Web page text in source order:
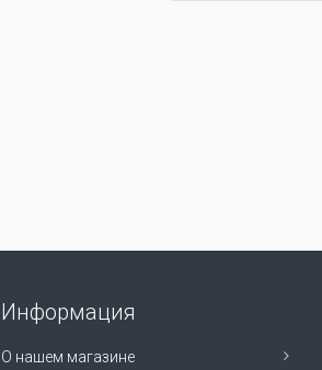
Информация
О нашем магазине